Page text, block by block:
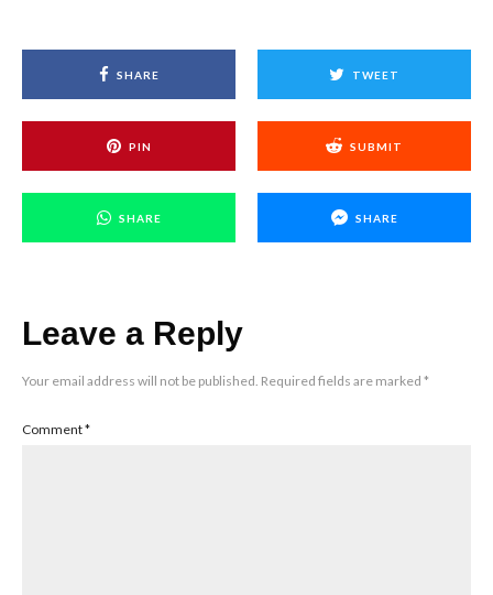
SHARE TWEET
PIN SUBMIT
SHARE SHARE
Leave a Reply
Your email address will not be published. Required fields are marked *
Comment*